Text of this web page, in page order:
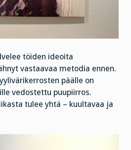
töiden ideoita
vastaavaa metodia ennen.
päälle on
vedostettu puupiirros.
tulee yhtä – kuultavaa ja